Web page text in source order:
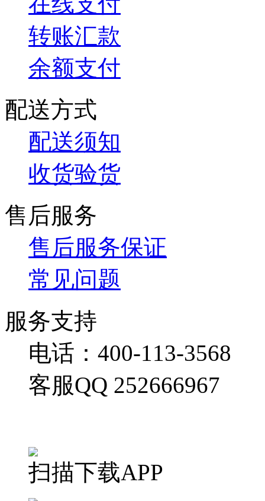
转账汇款
余额支付
配送方式
配送须知
收货验货
售后服务
售后服务保证
常见问题
服务支持
电话：400-113-3568
客服QQ 252666967
扫描下载APP